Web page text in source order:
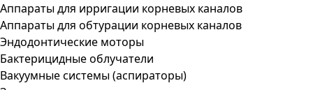
Аппараты для ирригации корневых каналов
Аппараты для обтурации корневых каналов
Эндодонтические моторы
Бактерицидные облучатели
Вакуумные системы (аспираторы)